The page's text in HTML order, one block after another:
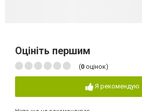
Оцініть першим
(0 оцінок)
Я рекомендую